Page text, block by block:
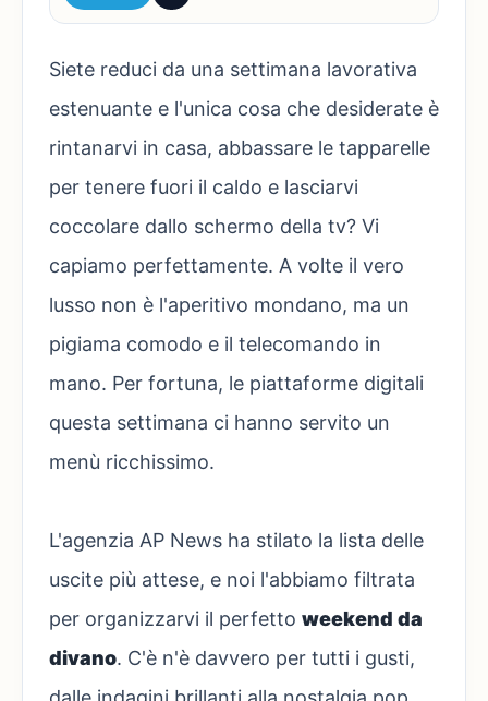
Siete reduci da una settimana lavorativa
estenuante e l'unica cosa che desiderate è
rintanarvi in casa, abbassare le tapparelle
per tenere fuori il caldo e lasciarvi
coccolare dallo schermo della tv? Vi
capiamo perfettamente. A volte il vero
lusso non è l'aperitivo mondano, ma un
pigiama comodo e il telecomando in
mano. Per fortuna, le piattaforme digitali
questa settimana ci hanno servito un
menù ricchissimo.
L'agenzia AP News ha stilato la lista delle
uscite più attese, e noi l'abbiamo filtrata
per organizzarvi il perfetto weekend da
divano. C'è n'è davvero per tutti i gusti,